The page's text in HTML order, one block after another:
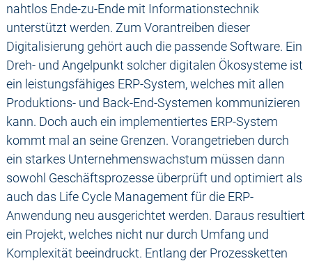
nahtlos Ende-zu-Ende mit Informationstechnik
unterstützt werden. Zum Vorantreiben dieser
Digitalisierung gehört auch die passende Software. Ein
Dreh- und Angelpunkt solcher digitalen Ökosysteme ist
ein leistungsfähiges ERP-System, welches mit allen
Produktions- und Back-End-Systemen kommunizieren
kann. Doch auch ein implementiertes ERP-System
kommt mal an seine Grenzen. Vorangetrieben durch
ein starkes Unternehmenswachstum müssen dann
sowohl Geschäftsprozesse überprüft und optimiert als
auch das Life Cycle Management für die ERP-
Anwendung neu ausgerichtet werden. Daraus resultiert
ein Projekt, welches nicht nur durch Umfang und
Komplexität beeindruckt. Entlang der Prozessketten